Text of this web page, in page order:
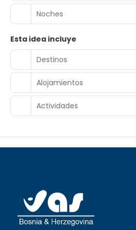
Noches
Esta idea incluye
Destinos
Alojamientos
Actividades